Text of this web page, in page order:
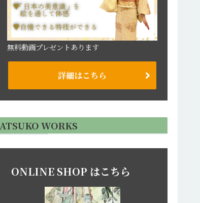
無料動画プレゼントあります
詳細はこちら
ATSUKO WORKS
ONLINE SHOP はこちら